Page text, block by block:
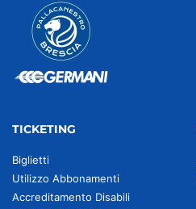
TICKETING
Biglietti
Utilizzo Abbonamenti
Accreditamento Disabili